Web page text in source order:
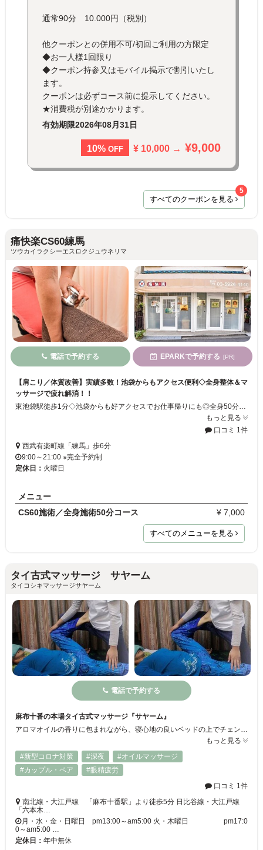
通常90分 10.000円（税別）
他クーポンとの併用不可/初回ご利用の方限定
◆お一人様1回限り
◆クーポン持参又はモバイル掲示で割引いたし
ます。
クーポンは必ずコース前に提示してください。
★消費税が別途かかります。
有効期限2026年08月31日
10% OFF ¥ 10,000 → ¥9,000
すべてのクーポンを見る
5
痛快楽CS60練馬
ツウカイラクシーエスロクジュウネリマ
電話で予約する EPARKで予約する [PR]
【肩こり／体質改善】実績多数！池袋からもアクセス便利◇全身整体＆マ
ッサージで疲れ解消！！
東池袋駅徒歩1分◇池袋からも好アクセスでお仕事帰りにも◎全身50分～90分までしっかりケア！通常の整体とは違い、器具を使用した施術で肩コリ・痛み等の慢性的な症状の緩和や、免疫力・自然治癒力の向上、老化防止、ダイエット、美容にも効果が期待できます！豊富な経験と知識を持ったベテランスタッフが、お客様のお悩みを丁寧にサポート◇
もっと見る
口コミ 1件
西武有楽町線「練馬」歩6分
9:00～21:00 ※完全予約制
定休日： 火曜日
メニュー
CS60施術／全身施術50分コース
¥ 7,000
すべてのメニューを見る
タイ古式マッサージ サヤーム
タイコシキマッサージサヤーム
電話で予約する
麻布十番の本場タイ古式マッサージ『サヤーム』
アロマオイルの香りに包まれながら、寝心地の良いベッドの上でチェンマイスタイルとバンコクスタイルを組み合わせた“ストレッチ”と“指圧”で施術。タイ古式マッサージにより、局部の疲れや凝りを癒すだけでなく、血液とリンパ液の循環を促すことで根本的な体質の改善が図れます。
もっと見る
#新型コロナ対策
#深夜
#オイルマッサージ
#カップル・ペア
#眼精疲労
口コミ 1件
南北線・大江戸線 「麻布十番駅」より徒歩5分 日比谷線・大江戸線
「六本木…
月・水・金・日曜日 pm13:00～am5:00 火・木曜日 pm17:0
0～am5:00 …
定休日： 年中無休